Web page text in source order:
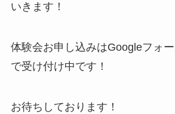
いきます！
体験会お申し込みはGoogleフォ
で受け付け中です！
お待ちしております！